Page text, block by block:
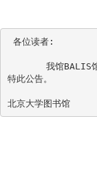
各位读者:
我馆BALIS馆
特此公告。
北京大学图书馆